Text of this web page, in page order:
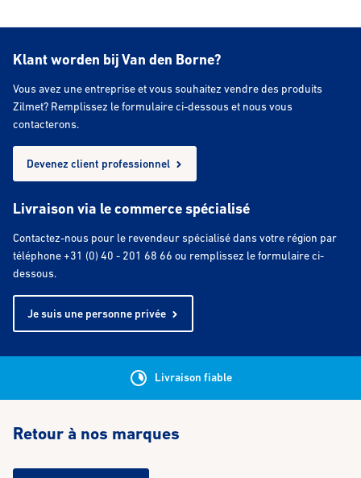
Klant worden bij Van den Borne?
Vous avez une entreprise et vous souhaitez vendre des produits
Zilmet? Remplissez le formulaire ci-dessous et nous vous
contacterons.
Devenez client professionnel
Livraison via le commerce spécialisé
Contactez-nous pour le revendeur spécialisé dans votre région par
téléphone +31 (0) 40 - 201 68 66 ou remplissez le formulaire ci-
dessous.
Je suis une personne privée
Livraison fiable
Retour à nos marques